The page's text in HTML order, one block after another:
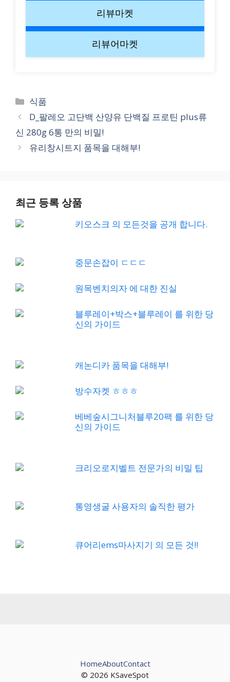
리뷰마켓
리뷰어마켓
Categories
식품
D_팔레오 고단백 산양유 단백질 프로틴 plus류
신 280g 6통 만의 비밀!
유리창시트지 품목을 대해부!
최근 등록 상품
키오스크 의 모든것을 공개 합니다.
중문손잡이 ㄷㄷㄷ
원목벤치의자 에 대한 진실
블루레이+박스+블루레이 를 위한 당
신의 가이드
캐논디카 품목을 대해부!
방수자켓 ㅎㅎㅎ
베베숲시그니처블루20팩 를 위한 당
신의 가이드
크리오로지벨트 전문가의 비밀 팁
통영생굴 사용자의 솔직한 평가
큐어리ems마사지기 의 모든 것!!
© 2026 KSaveSpot
HomeAboutContact